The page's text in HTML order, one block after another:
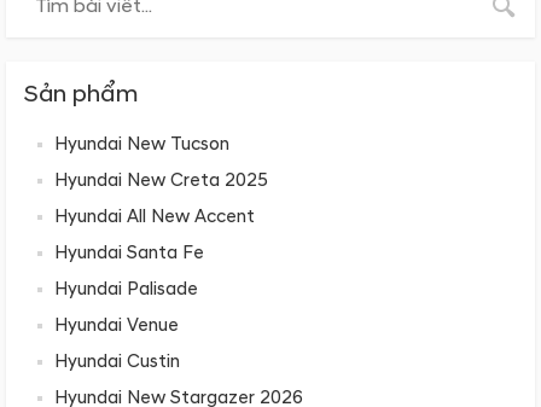
Sản phẩm
Hyundai New Tucson
Hyundai New Creta 2025
Hyundai All New Accent
Hyundai Santa Fe
Hyundai Palisade
Hyundai Venue
Hyundai Custin
Hyundai New Stargazer 2026